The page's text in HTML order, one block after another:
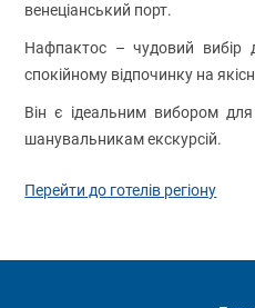
венеціанський порт.
Нафпактос – чудовий вибір
спокійному відпочинку на
Він є ідеальним вибором
шанувальникам екскурсій.
Перейти до готелів регіону